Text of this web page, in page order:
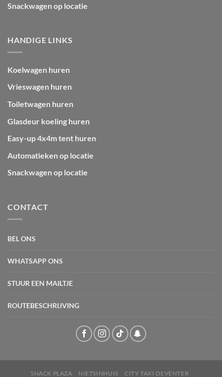
Snackwagen op locatie
HANDIGE LINKS
Koelwagen huren
Vrieswagen huren
Toiletwagen huren
Glasdeur koeling huren
Easy-up 4x4m tent huren
Automatieken op locatie
Snackwagen op locatie
CONTACT
BEL ONS
WHATSAPP ONS
STUUR EEN MAILTJE
ROUTEBESCHRIJVING
SNACK PLAZA NIETSINHUIS
CITY TAXI DEVENTER